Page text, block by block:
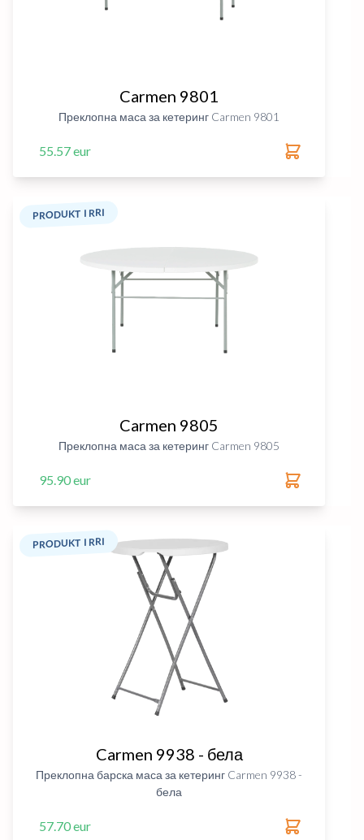
Carmen 9801
Преклопна маса за кетеринг Carmen 9801
55.57 eur
PRODUKT I RRI
Carmen 9805
Преклопна маса за кетеринг Carmen 9805
95.90 eur
PRODUKT I RRI
Carmen 9938 - бела
Преклопна барска маса за кетеринг Carmen 9938 -
бела
57.70 eur